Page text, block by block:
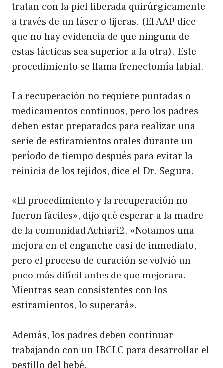
tratan con la piel liberada quirúrgicamente
a través de un láser o tijeras. (El AAP dice
que no hay evidencia de que ninguna de
estas tácticas sea superior a la otra). Este
procedimiento se llama frenectomía labial.
La recuperación no requiere puntadas o
medicamentos continuos, pero los padres
deben estar preparados para realizar una
serie de estiramientos orales durante un
período de tiempo después para evitar la
reinicia de los tejidos, dice el Dr. Segura.
«El procedimiento y la recuperación no
fueron fáciles», dijo qué esperar a la madre
de la comunidad Achiari2. «Notamos una
mejora en el enganche casi de inmediato,
pero el proceso de curación se volvió un
poco más difícil antes de que mejorara.
Mientras sean consistentes con los
estiramientos, lo superará».
Además, los padres deben continuar
trabajando con un IBCLC para desarrollar el
pestillo del bebé.